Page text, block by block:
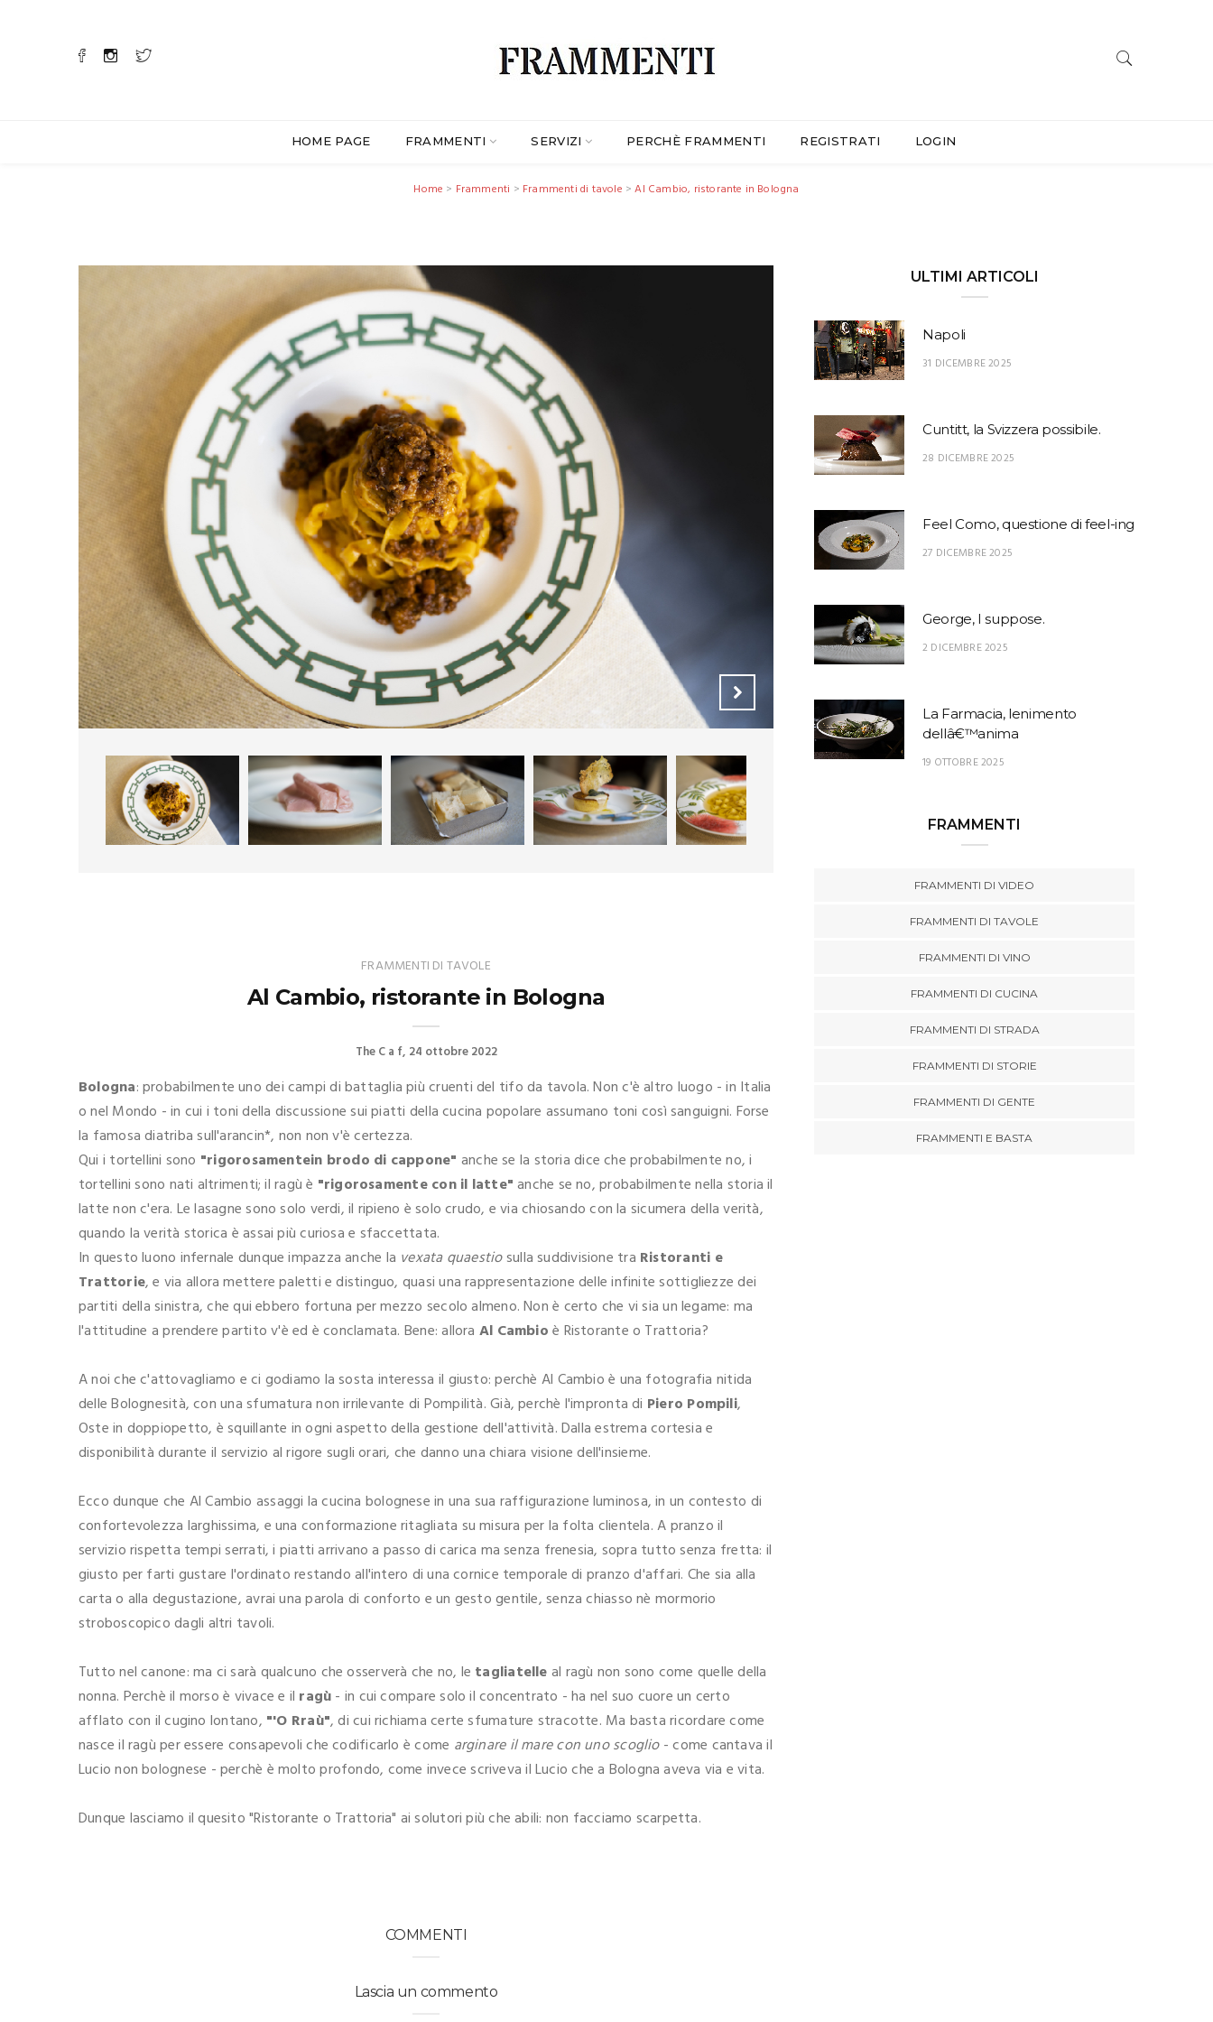
HOME PAGE FRAMMENTI SERVIZI PERCHÈ FRAMMENTI REGISTRATI LOGIN
Home > Frammenti > Frammenti di tavole >Al Cambio, ristorante in Bologna
FRAMMENTI DI TAVOLE
Al Cambio, ristorante in Bologna
The C a f 24 ottobre 2022
Bologna: probabilmente uno dei campi di battaglia più cruenti del tifo da tavola. Non c'è altro luogo - in Italia
o nel Mondo - in cui i toni della discussione sui piatti della cucina popolare assumano toni così sanguigni. Forse
la famosa diatriba sull'arancin*, non non v'è certezza.
Qui i tortellini sono "rigorosamentein brodo di cappone" anche se la storia dice che probabilmente no, i
tortellini sono nati altrimenti; il ragù è "rigorosamente con il latte"anche se no, probabilmente nella storia il
latte non c'era. Le lasagne sono solo verdi, il ripieno è solo crudo, e via chiosando con la sicumera della verità,
quando la verità storica è assai più curiosa e sfaccettata.
In questo luono infernale dunque impazza anche la vexata quaestiosulla suddivisione tra Ristoranti e
Trattorie, e via allora mettere paletti e distinguo, quasi una rappresentazione delle infinite sottigliezze dei
partiti della sinistra, che qui ebbero fortuna per mezzo secolo almeno. Non è certo che vi sia un legame: ma
l'attitudine a prendere partito v'è ed è conclamata. Bene: allora Al Cambioè Ristorante o Trattoria?
A noi che c'attovagliamo e ci godiamo la sosta interessa il giusto: perchè Al Cambio è una fotografia nitida
delle Bolognesità, con una sfumatura non irrilevante di Pompilità. Già, perchè l'impronta di Piero Pompili,
Oste in doppiopetto, è squillante in ogni aspetto della gestione dell'attività. Dalla estrema cortesia e
disponibilità durante il servizio al rigore sugli orari, che danno una chiara visione dell'insieme.
Ecco dunque che Al Cambio assaggi la cucina bolognese in una sua raffigurazione luminosa, in un contesto di
confortevolezza larghissima, e una conformazione ritagliata su misura per la folta clientela. A pranzo il
servizio rispetta tempi serrati, i piatti arrivano a passo di carica ma senza frenesia, sopra tutto senza fretta: il
giusto per farti gustare l'ordinato restando all'intero di una cornice temporale di pranzo d'affari. Che sia alla
carta o alla degustazione, avrai una parola di conforto e un gesto gentile, senza chiasso nè mormorio
stroboscopico dagli altri tavoli.
Tutto nel canone: ma ci sarà qualcuno che osserverà che no, le tagliatelleal ragù non sono come quelle della
nonna. Perchè il morso è vivace e il ragù- in cui compare solo il concentrato - ha nel suo cuore un certo
afflato con il cugino lontano, "'O Rraù", di cui richiama certe sfumature stracotte. Ma basta ricordare come
nasce il ragù per essere consapevoli che codificarlo è come arginare il mare con uno scoglio- come cantava il
Lucio non bolognese - perchè è molto profondo, come invece scriveva il Lucio che a Bologna aveva via e vita.
Dunque lasciamo il quesito "Ristorante o Trattoria" ai solutori più che abili: non facciamo scarpetta.
COMMENTI
Lascia un commento
ULTIMI ARTICOLI
Napoli
31 DICEMBRE 2025
Cuntitt, la Svizzera possibile.
28 DICEMBRE 2025
Feel Como, questione di feel-ing
27 DICEMBRE 2025
George, I suppose.
2 DICEMBRE 2025
La Farmacia, lenimento
dellâ€™anima
19 OTTOBRE 2025
FRAMMENTI
FRAMMENTI DI VIDEO
FRAMMENTI DI TAVOLE
FRAMMENTI DI VINO
FRAMMENTI DI CUCINA
FRAMMENTI DI STRADA
FRAMMENTI DI STORIE
FRAMMENTI DI GENTE
FRAMMENTI E BASTA